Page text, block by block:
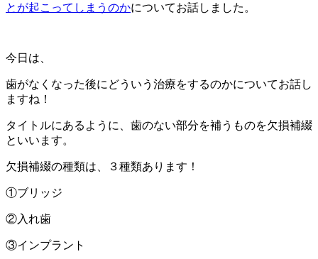
とが起こってしまうのかについてお話しました。
今日は、
歯がなくなった後にどういう治療をするのかについてお話し
ますね！
タイトルにあるように、歯のない部分を補うものを欠損補綴
といいます。
欠損補綴の種類は、３種類あります！
①ブリッジ
②入れ歯
③インプラント